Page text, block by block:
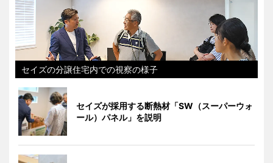
セイズの分譲住宅内での視察の様子
セイズが採用する断熱材「SW（スーパーウォ
ール）パネル」を説明